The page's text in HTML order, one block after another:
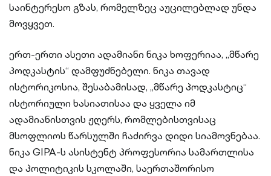
საინტერესო გზას, რომელზეც აუცილებლად უნდა
მოვყვეთ.
ერთ-ერთი ასეთი ადამიანი ნიკა ხოფერიაა, „მწარე
პოდკასტის“ დამფუძნებელი. ნიკა თავად
ისტორიკოსია, შესაბამისად, „მწარე პოდკასტიც“
ისტორიული ხასიათისაა და ყველა იმ
ადამიანისთვის ჟღერს, რომლებისთვისაც
მსოფლიოს წარსულში ჩაძირვა დიდი სიამოვნებაა.
ნიკა GIPA-ს ასისტენტ პროფესორია სამართლისა
და პოლიტიკის სკოლაში, საერთაშორისო